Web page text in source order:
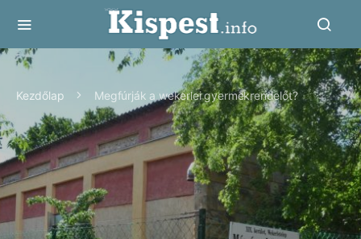
Kezdőlap Megfúrják a wekerlei gyermekrendelőt?